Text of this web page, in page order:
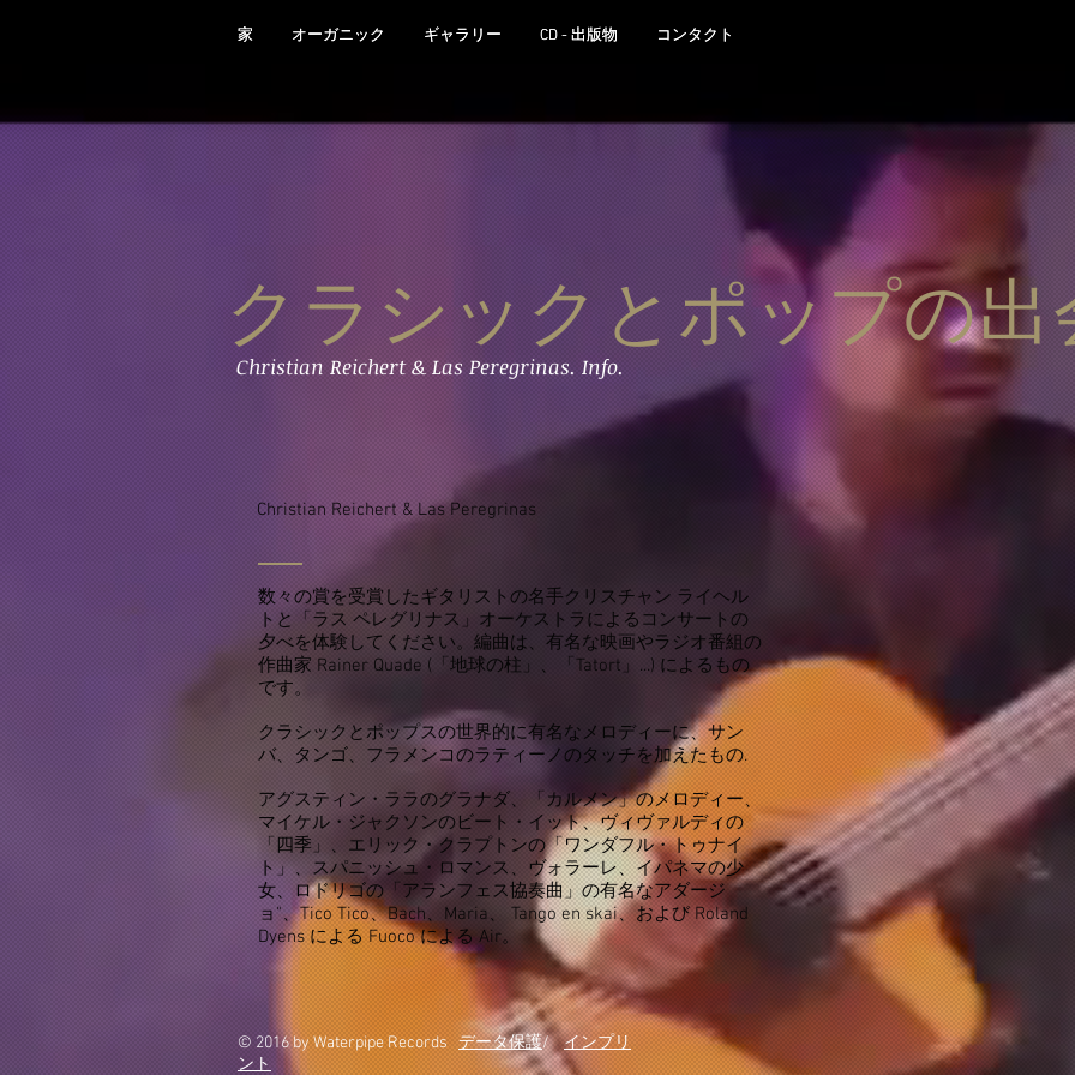
家 オーガニック ギャラリー CD - 出版物 コンタクト
家 オーガニック ギャラリー CD - 出版物 コンタクト
クラシックとポップの出
Christian Reichert & Las Peregrinas. Info.
Christian Reichert & Las Peregrinas
数々の賞を受賞したギタリストの名手クリスチャン ライヘル
トと「ラス ペレグリナス」オーケストラによるコンサートの
夕べを体験してください。編曲は、有名な映画やラジオ番組の
作曲家 Rainer Quade (「地球の柱」、「Tatort」...) によるもの
です。
クラシックとポップスの世界的に有名なメロディーに、サン
バ、タンゴ、フラメンコのラティーノのタッチを加えたもの.
アグスティン・ララのグラナダ、「カルメン」のメロディー、
マイケル・ジャクソンのビート・イット、ヴィヴァルディの
「四季」、エリック・クラプトンの「ワンダフル・トゥナイ
ト」、スパニッシュ・ロマンス、ヴォラーレ、イパネマの少
女、ロドリゴの「アランフェス協奏曲」の有名なアダージ
ョ"、Tico Tico、Bach、Maria、 Tango en skai、および Roland
Dyens による Fuoco による Air。
© 2016 by Waterpipe Records データ保護/インプリ
ント